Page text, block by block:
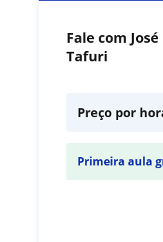
Fale com
Tafuri
Preço por
Primeira aula